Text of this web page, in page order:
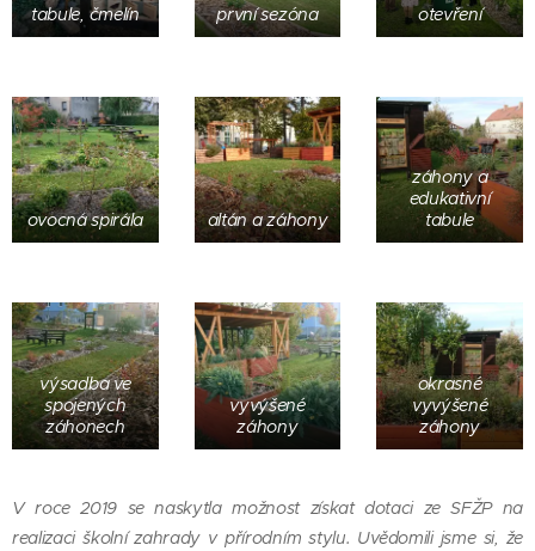
tabule, čmelín
první sezóna
otevření
ovocná spirála altán a záhony
záhony a
edukativní
tabule
výsadba ve
spojených
záhonech
vyvýšené
záhony
okrasné
vyvýšené
záhony
V roce 2019 se naskytla možnost získat dotaci ze SFŽP na
realizaci školní zahrady v přírodním stylu. Uvědomili jsme si, že